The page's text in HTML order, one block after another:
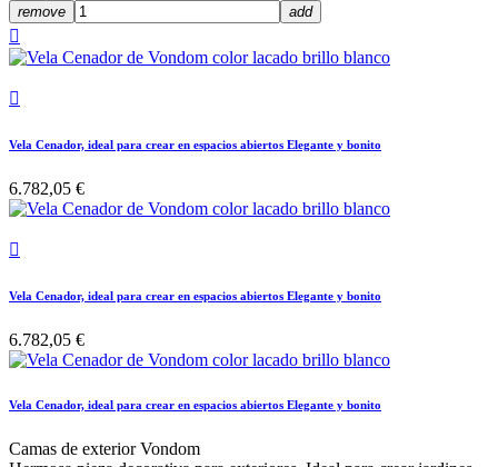
remove add


Vela Cenador, ideal para crear en espacios abiertos Elegante y bonito
6.782,05 €

Vela Cenador, ideal para crear en espacios abiertos Elegante y bonito
6.782,05 €
Vela Cenador, ideal para crear en espacios abiertos Elegante y bonito
Camas de exterior Vondom